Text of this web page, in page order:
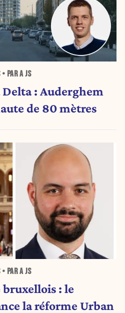
• PAR A JS
: Auderghem
de 80 mètres
• PAR A JS
: le
la réforme Urban